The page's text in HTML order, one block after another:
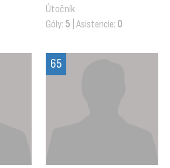
Útočník
Góly: 5 | Asistencie: 0
65